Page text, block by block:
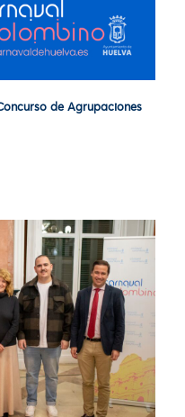
de Agrupaciones